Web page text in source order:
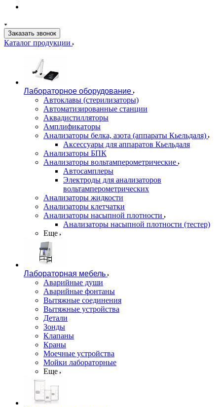
Заказать звонок
Каталог продукции
Лабораторное оборудование
Автоклавы (стерилизаторы)
Автоматизированные станции
Аквадистилляторы
Амплификаторы
Анализаторы белка, азота (аппараты Кьельдаля)
Аксессуары для аппаратов Кьельдаля
Анализаторы БПК
Анализаторы вольтамперометрические
Автосамплеры
Электроды для анализаторов
вольтамперометрических
Анализаторы жидкости
Анализаторы клетчатки
Анализаторы насыпной плотности
Анализаторы насыпной плотности (тестер)
Еще
Лабораторная мебель
Аварийные души
Аварийные фонтаны
Вытяжные соединения
Вытяжные устройства
Детали
Зонды
Клапаны
Краны
Моечные устройства
Мойки лабораторные
Еще